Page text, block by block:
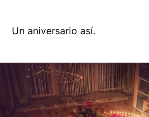
Un aniversario así.